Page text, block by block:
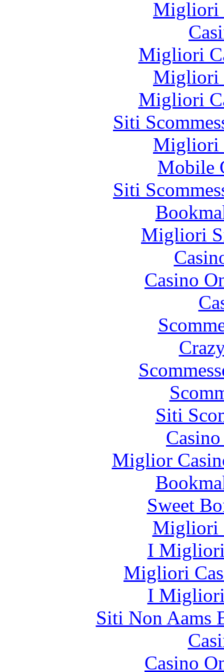
Migliori
Migliori
Migliori
Migliori
Siti
Migliori
Mobile
Siti
Migliori
Casino
Siti
Miglior
Sweet
Migliori
I
Migliori
I
Siti Non Aams
Casino